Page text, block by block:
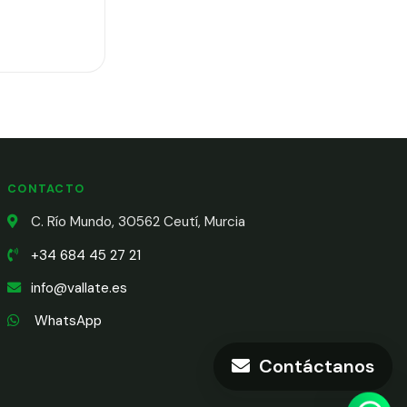
Contáctanos
CONTACTO
C. Río Mundo, 30562 Ceutí, Murcia
+34 684 45 27 21
info@vallate.es
WhatsApp